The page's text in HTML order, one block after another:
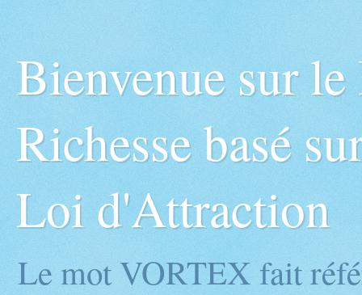
Bienvenue sur
Richesse basé
Loi d'Attraction
Le mot VORTEX fait